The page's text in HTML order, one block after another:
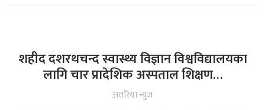
शहीद दशरथचन्द स्वास्थ्य विज्ञान विश्वविद्यालयका
लागि चार प्रादेशिक अस्पताल शिक्षण…
अत्तरिया न्युज